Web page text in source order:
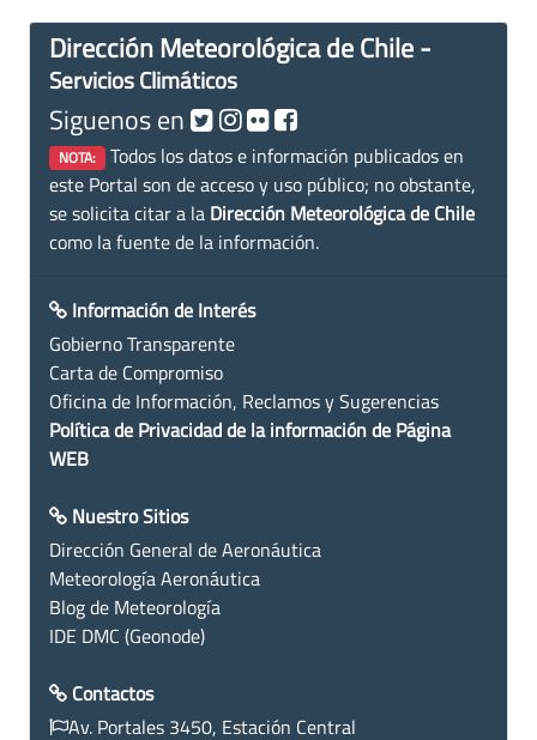
Dirección Meteorológica de Chile -
Servicios Climáticos
Siguenos en
NOTA: Todos los datos e información publicados en
este Portal son de acceso y uso público; no obstante,
se solicita citar a la Dirección Meteorológica de Chile
como la fuente de la información.
Información de Interés
Gobierno Transparente
Carta de Compromiso
Oficina de Información, Reclamos y Sugerencias
Política de Privacidad de la información de Página
WEB
Nuestro Sitios
Dirección General de Aeronáutica
Meteorología Aeronáutica
Blog de Meteorología
IDE DMC (Geonode)
Contactos
Av. Portales 3450, Estación Central